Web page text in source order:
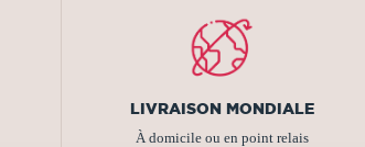
LIVRAISON MONDIALE
À domicile ou en point relais